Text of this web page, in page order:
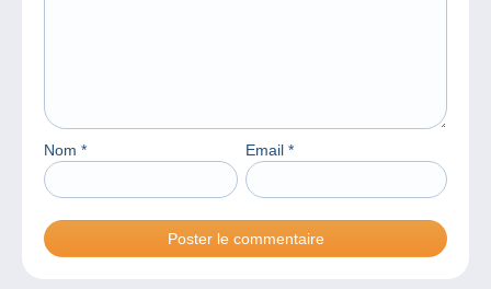
Nom * Email *